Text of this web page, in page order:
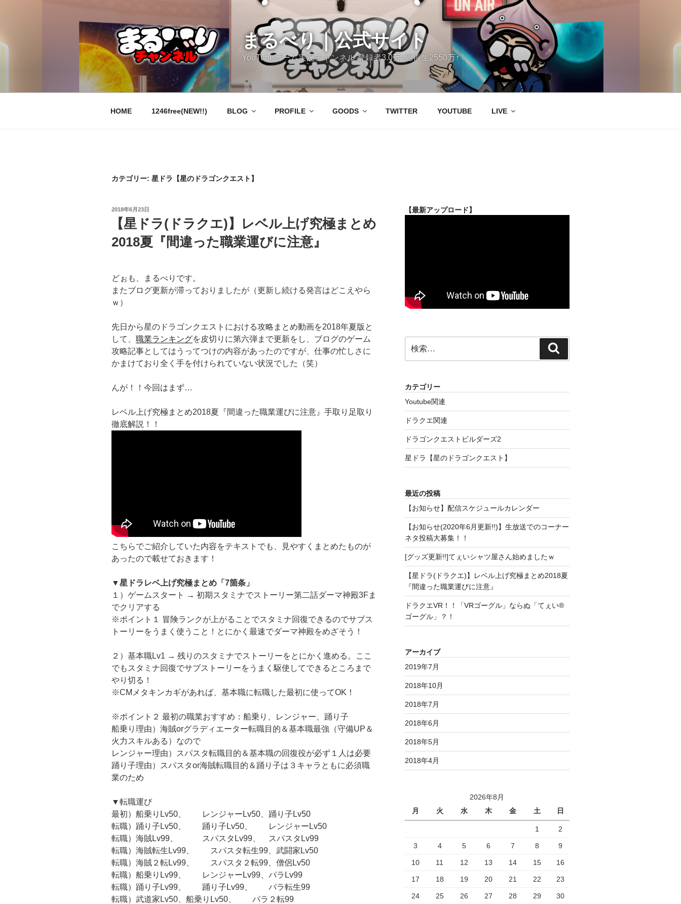
ン
キ
まるべり｜公式サイト
YouTubeゲーム実況チャンネル 登録者3.0万↑総再生2550万↑
HOME 1246free(NEW!!) BLOG PROFILE GOODS TWITTER YOUTUBE LIVE
カテゴリー: 星ドラ【星のドラゴンクエスト】
投
2018年6月23日
【星ドラ(ドラクエ)】レベル上げ究極まとめ
2018夏『間違った職業運びに注意』
どぉも、まるべりです。
またブログ更新が滞っておりましたが（更新し続ける発言はどこえやら
ｗ）
先日から星のドラゴンクエストにおける攻略まとめ動画を2018年夏版と
して、 職業ランキングを皮切りに第六弾まで更新をし、ブログのゲーム
攻略記事としてはうってつけの内容があったのですが、仕事の忙しさに
かまけており全く手を付けられていない状況でした（笑）
んが！！今回はまず…
レベル上げ究極まとめ2018夏『間違った職業運びに注意』手取り足取り
徹底解説！！
こちらでご紹介していた内容をテキストでも、見やすくまとめたものが
あったので載せておきます！
▼星ドラレベ上げ究極まとめ「7箇条」
１）ゲームスタート → 初期スタミナでストーリー第二話ダーマ神殿3Fま
でクリアする
※ポイント１ 冒険ランクが上がることでスタミナ回復できるのでサブス
トーリーをうまく使うこと！とにかく最速でダーマ神殿をめざそう！
２）基本職Lv1 → 残りのスタミナでストーリーをとにかく進める。ここ
でもスタミナ回復でサブストーリーをうまく駆使してできるところまで
やり切る！
※CMメタキンカギがあれば、基本職に転職した最初に使ってOK！
※ポイント２ 最初の職業おすすめ：船乗り、レンジャー、踊り子
船乗り理由）海賊orグラディエーター転職目的＆基本職最強（守備UP＆
火力スキルある）なので
レンジャー理由）スパスタ転職目的＆基本職の回復役が必ず１人は必要
踊り子理由）スパスタor海賊転職目的＆踊り子は３キャラともに必須職
業のため
▼転職運び
最初）船乗りLv50、 レンジャーLv50、踊り子Lv50
転職）踊り子Lv50、 踊り子Lv50、 レンジャーLv50
転職）海賊Lv99、 スパスタLv99、 スパスタLv99
転職）海賊転生Lv99、 スパスタ転生99、武闘家Lv50
転職）海賊２転Lv99、 スパスタ２転99、僧侶Lv50
転職）船乗りLv99、 レンジャーLv99、パラLv99
転職）踊り子Lv99、 踊り子Lv99、 パラ転生99
転職）武道家Lv50、船乗りLv50、 パラ２転99
【最新アップロード】
索:
索
カテゴリー
Youtube関連
ドラクエ関連
ドラゴンクエストビルダーズ2
星ドラ【星のドラゴンクエスト】
最近の投稿
【お知らせ】配信スケジュールカレンダー
【お知らせ(2020年6月更新!!)】生放送でのコーナー
ネタ投稿大募集！！
[グッズ更新!!]てぇいシャツ屋さん始めましたｗ
【星ドラ(ドラクエ)】レベル上げ究極まとめ2018夏
『間違った職業運びに注意』
ドラクエVR！！「VRゴーグル」ならぬ「てぇい®
ゴーグル」？！
アーカイブ
2019年7月
2018年10月
2018年7月
2018年6月
2018年5月
2018年4月
2026年8月
月
火 水 木 金 土 日
1 2
3 4 5 6 7 8 9
10 11 12 13 14 15 16
17 18 19 20 21 22 23
24 25 26 27 28 29 30